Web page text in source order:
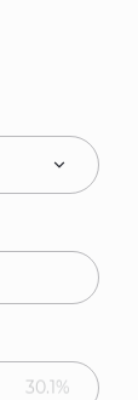
30.1%